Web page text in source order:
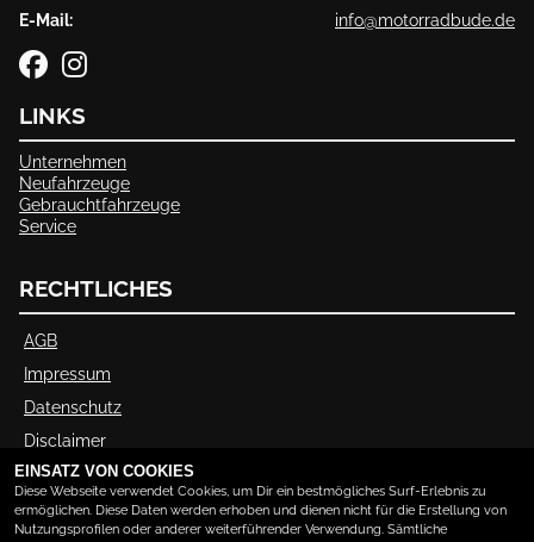
E-Mail:
info@motorradbude.de
LINKS
Unternehmen
Neufahrzeuge
Gebrauchtfahrzeuge
Service
RECHTLICHES
AGB
Impressum
Datenschutz
Disclaimer
Barrierefreiheit
EINSATZ VON COOKIES
Diese Webseite verwendet Cookies, um Dir ein bestmögliches Surf-Erlebnis zu
ermöglichen. Diese Daten werden erhoben und dienen nicht für die Erstellung von
Nutzungsprofilen oder anderer weiterführender Verwendung. Sämtliche